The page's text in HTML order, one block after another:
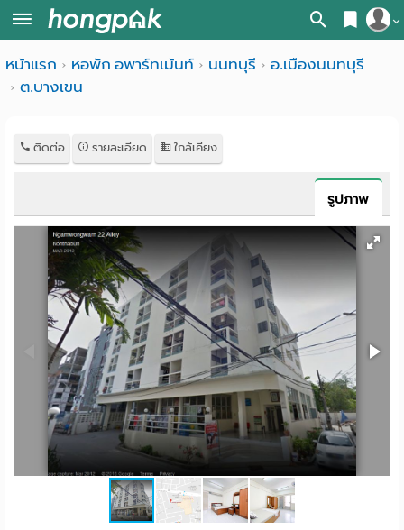
สมัครสมาชิก
หน้า
ค้นหา
ค้นจากสถานีรถไฟฟ้า
ค้นตามจังหวัด
ค้นจากสถานศึกษา
ค้นจากแผนที่
ค้นแบบละเอียด
พาร์
หน้าแรก หอพัก อพาร์ทเม้นท์ นนทบุรี
อ.เมืองนนทบุรี
ต.บางเขน
ติดต่อ รายละเอียด ใกล้เคียง
รูปภาพ